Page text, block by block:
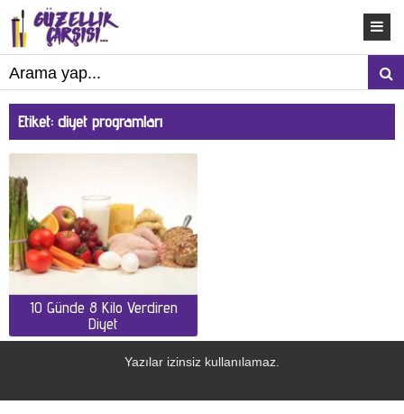
Etiket: diyet programları
10 Günde 8 Kilo Verdiren
Diyet
Yazılar izinsiz kullanılamaz.